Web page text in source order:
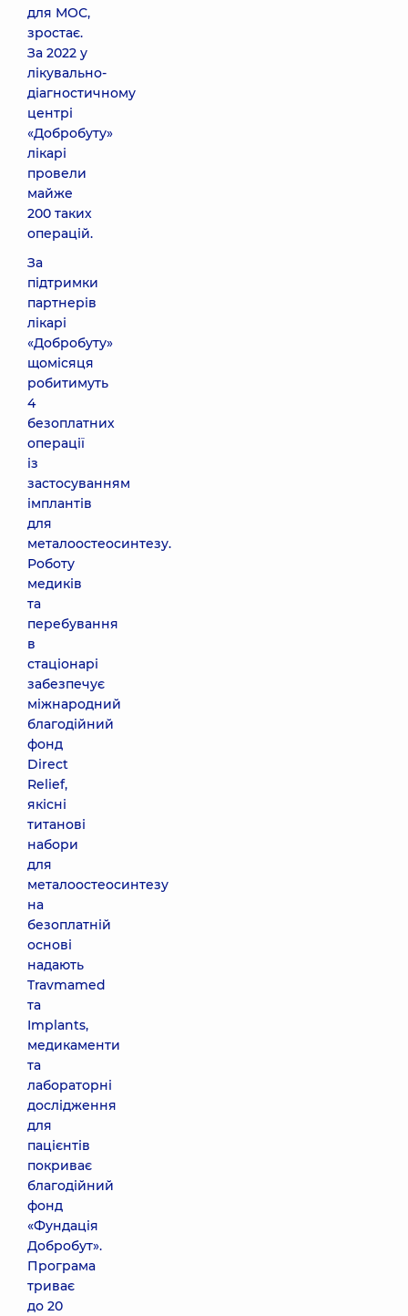
для МОС,
зростає.
За 2022 у
лікувально-
діагностичному
центрі
«Добробуту»
лікарі
провели
майже
200 таких
операцій.
За
підтримки
партнерів
лікарі
«Добробуту»
щомісяця
робитимуть
4
безоплатних
операції
із
застосуванням
імплантів
для
металоостеосинтезу.
Роботу
медиків
та
перебування
в
стаціонарі
забезпечує
міжнародний
благодійний
фонд
Direct
Relief,
якісні
титанові
набори
для
металоостеосинтезу
на
безоплатній
основі
надають
Travmamed
та
Implants,
медикаменти
та
лабораторні
дослідження
для
пацієнтів
покриває
благодійний
фонд
«Фундація
Добробут».
Програма
триває
до 20